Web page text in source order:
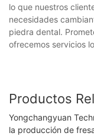
lo que nuestros
necesidades
piedra dental.
ofrecemos servicios
Productos
Yongchangyuan
la producción de